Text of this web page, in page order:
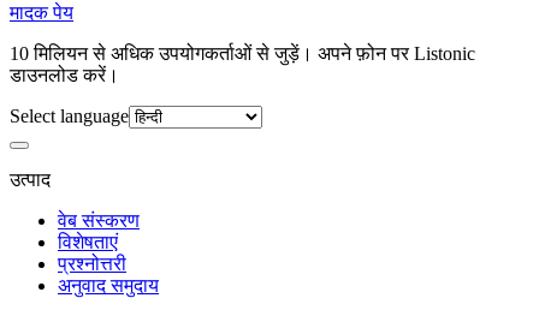
मादक पेय
10 मिलियन से अधिक उपयोगकर्ताओं से जुड़ें। अपने फ़ोन पर Listonic
डाउनलोड करें।
Select language
उत्पाद
वेब संस्करण
विशेषताएं
प्रश्नोत्तरी
अनुवाद समुदाय